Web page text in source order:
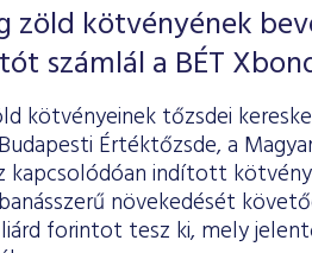
zöld kötvényének
számlál a BÉT
kötvényeinek tőzsdei
Értéktőzsde, a
kapcsolódóan indított
növekedését
forintot tesz ki, mely